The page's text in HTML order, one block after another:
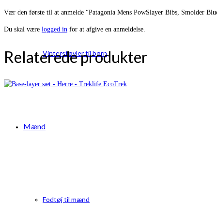
Vinterstøvler til børn
Mænd
Fodtøj til mænd
Vær den første til at anmelde “Patagonia Mens PowSlayer Bibs, Smolder
Du skal være logged in for at afgive en anmeldelse.
Relaterede produkter